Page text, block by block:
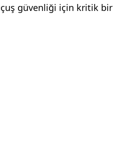
güvenliği için kritik bir